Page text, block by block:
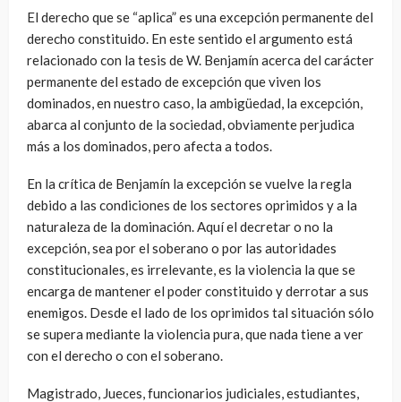
El derecho que se “aplica” es una excepción permanente del
derecho constituido. En este sentido el argumento está
relacionado con la tesis de W. Benjamín acerca del carácter
permanente del estado de excepción que viven los
dominados, en nuestro caso, la ambigüedad, la excepción,
abarca al conjunto de la sociedad, obviamente perjudica
más a los dominados, pero afecta a todos.
En la crítica de Benjamín la excepción se vuelve la regla
debido a las condiciones de los sectores oprimidos y a la
naturaleza de la dominación. Aquí el decretar o no la
excepción, sea por el soberano o por las autoridades
constitucionales, es irrelevante, es la violencia la que se
encarga de mantener el poder constituido y derrotar a sus
enemigos. Desde el lado de los oprimidos tal situación sólo
se supera mediante la violencia pura, que nada tiene a ver
con el derecho o con el soberano.
Magistrado, Jueces, funcionarios judiciales, estudiantes,